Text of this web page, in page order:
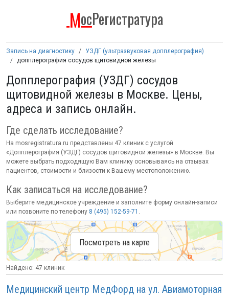
МосРегистратура
Запись на диагностику
УЗДГ (ультразвуковая допплерография)
допплерография сосудов щитовидной железы
Допплерография (УЗДГ) сосудов
щитовидной железы в Москве. Цены,
адреса и запись онлайн.
Где сделать исследование?
На mosregistratura.ru представлены 47 клиник с услугой
«Допплерография (УЗДГ) сосудов щитовидной железы» в Москве. Вы
можете выбрать подходящую Вам клинику основываясь на отзывах
пациентов, стоимости и близости к Вашему местоположению.
Как записаться на исследование?
Выберите медицинское учреждение и заполните форму онлайн-записи
или позвоните по телефону 8 (495) 152-59-71 .
Посмотреть на карте
Найдено: 47 клиник
Медицинский центр МедФорд на ул. Авиамоторная